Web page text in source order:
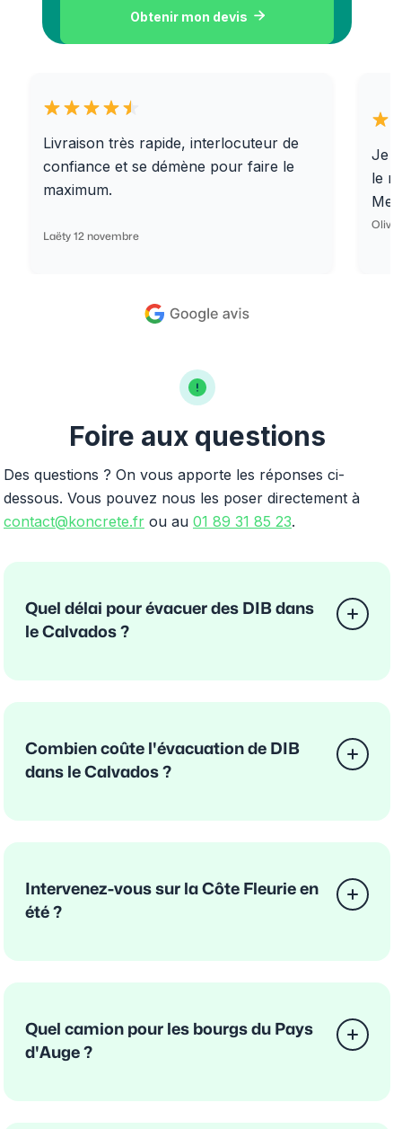
Obtenir mon devis 
Livraison très rapide, interlocuteur de
confiance et se démène pour faire le
maximum.
Laëty 12 novembre
Je
le
Foire aux questions
Des questions ? On vous apporte les réponses ci-
dessous. Vous pouvez nous les poser directement à
contact@koncrete.fr ou au 01 89 31 85 23.
Quel délai pour évacuer des DIB dans
le Calvados ?
Combien coûte l'évacuation de DIB
dans le Calvados ?
Intervenez-vous sur la Côte Fleurie en
été ?
Quel camion pour les bourgs du Pays
d'Auge ?